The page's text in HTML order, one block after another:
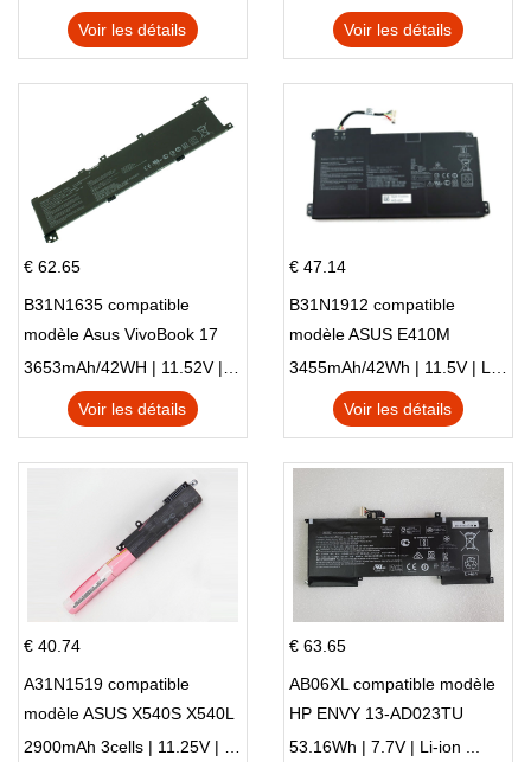
Voir les détails Voir les détails
€ 62.65
B31N1635 compatible
modèle Asus VivoBook 17
X705NC X705UA X705UV
X705UN X705UD
3653mAh/42WH | 11.52V | Li-ion ...
Voir les détails
€ 47.14
B31N1912 compatible
modèle ASUS E410M
E410MA L410MA
3455mAh/42Wh | 11.5V | Li-ion ...
Voir les détails
€ 40.74
A31N1519 compatible
modèle ASUS X540S X540L
X540LA-SI302 X540SA
2900mAh 3cells | 11.25V | Li-ion ...
€ 63.65
AB06XL compatible modèle
HP ENVY 13-AD023TU
HSTNN-DB8C 921438-855
53.16Wh | 7.7V | Li-ion ...